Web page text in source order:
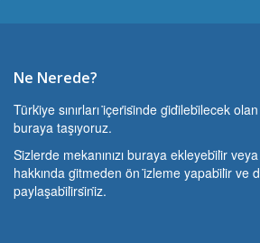
Ne Nerede?
Türki̇ye sınırları i̇çeri̇si̇nde gi̇di̇lebi̇lecek
buraya taşıyoruz.
Si̇zlerde mekanınızı buraya ekleyebi̇li̇r
hakkında gi̇tmeden ön i̇zleme yapabi̇li̇r ve
paylaşabi̇li̇rsi̇ni̇z.